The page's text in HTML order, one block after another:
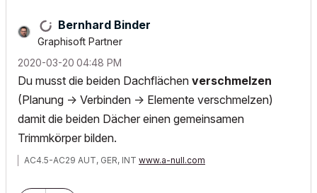
Bernhard Binder
Graphisoft Partner
‎2020-03-20 04:48 PM
Du musst die beiden Dachflächen verschmelzen
(Planung -> Verbinden -> Elemente verschmelzen)
damit die beiden Dächer einen gemeinsamen
Trimmkörper bilden.
AC4.5-AC29 AUT, GER, INT www.a-null.com